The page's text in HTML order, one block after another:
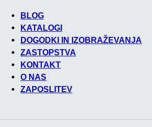
BLOG
KATALOGI
DOGODKI IN IZOBRAŽEVANJA
ZASTOPSTVA
KONTAKT
O NAS
ZAPOSLITEV